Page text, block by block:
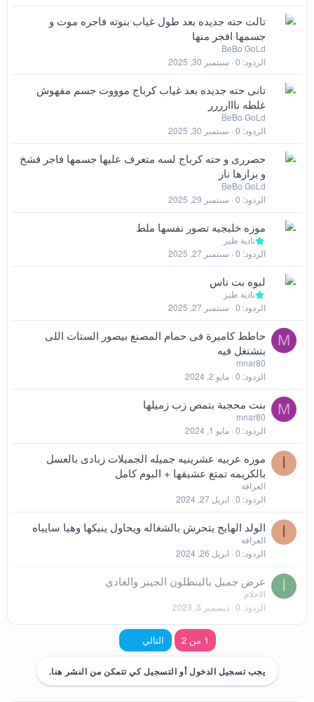
تالت حته جديده بعد طول غياب بنوته فاجره موت و
جسمها افجر منها
BeBo GoLd
الردود 0 سبتمبر 30, 2025
تانى حته جديده بعد غياب كرباج موووت جسم مفهوش
غلطه نااارررر
BeBo GoLd
الردود 0 سبتمبر 30, 2025
حصررى و حته كرباج لسه متعرف عليها جسمها فاجر فشخ
و بزازها نار
BeBo GoLd
الردود 0 سبتمبر 29, 2025
موزه خلبجيه تصور نفسها ملط
نادية طيز
الردود 0 سبتمبر 27, 2025
لبوه بت ناس
نادية طيز
الردود 0 سبتمبر 27, 2025
M
حاطط كاميرة فى حمام المصنع بيصور الستات اللى
بتشتغل فيه
mnar80
الردود 0 مايو 2, 2024
M بنت محجبة بتمص زب زميلها
mnar80
الردود 0 مايو 1, 2024
ا
موزه عربيه عشرينيه جميله الجميلات زبادى بالعسل
بالكريمه تمتع عشيقها + البوم كامل
العرافة
الردود 0 ابريل 27, 2024
ا الولد الهايج يتحرش بالشغاله ويحاول ينيكها وهيا سايباه
العرافة
الردود 0 ابريل 26, 2024
ق
عرض جميل بالبنطلون الجينز والعادي
الاحلام
الردود 0 ديسمبر 3, 2023
1 من 2 التالي
يجب تسجيل الدخول أو التسجيل كي تتمكن من النشر هنا.